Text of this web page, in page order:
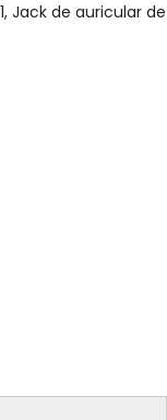
Jack de auricular de